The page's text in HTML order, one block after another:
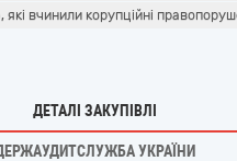
які вчинили корупційні
ДЕТАЛІ ЗАКУПІВЛІ
УКРАЇНИ